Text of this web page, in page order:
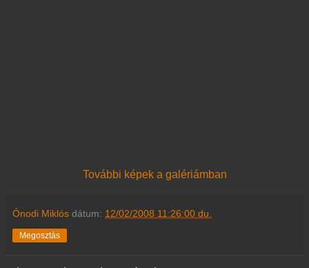
További képek a galériámban
Ónodi Miklós dátum: 12/02/2008 11:26:00 du.
Megosztás